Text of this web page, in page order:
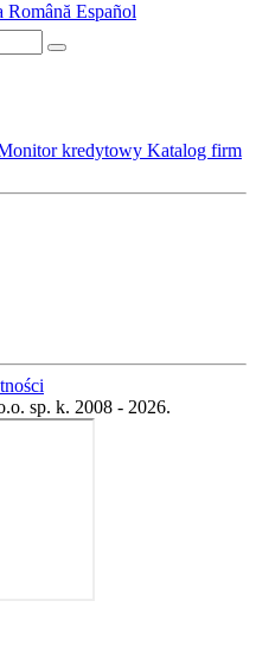
Română Español
kredytowy Katalog firm
sp. k. 2008 - 2026.